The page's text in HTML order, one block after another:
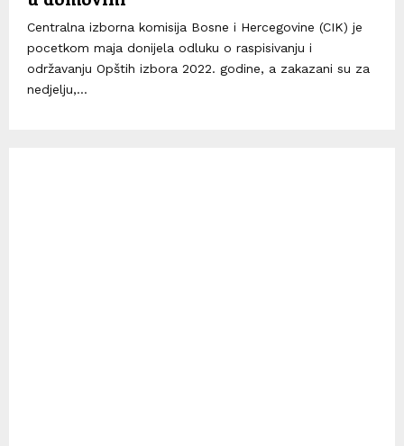
Centralna izborna komisija Bosne i Hercegovine (CIK) je
pocetkom maja donijela odluku o raspisivanju i
održavanju Opštih izbora 2022. godine, a zakazani su za
nedjelju,...